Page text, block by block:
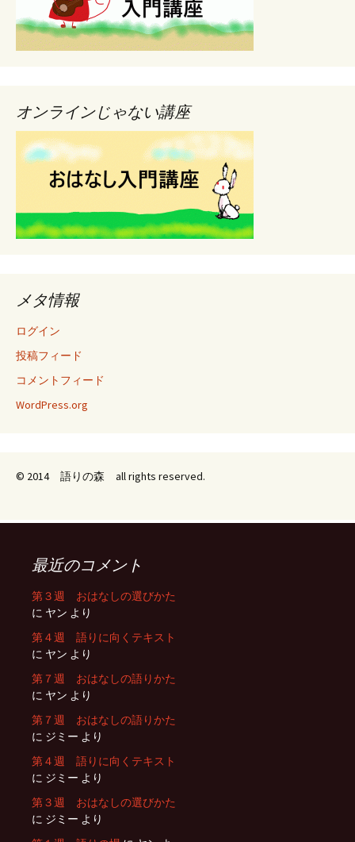
オンラインじゃない講座
メタ情報
ログイン
投稿フィード
コメントフィード
WordPress.org
© 2014 語りの森 all rights reserved.
最近のコメント
第３週 おはなしの選びかた
に ヤン より
第４週 語りに向くテキスト
に ヤン より
第７週 おはなしの語りかた
に ヤン より
第７週 おはなしの語りかた
に ジミー より
第４週 語りに向くテキスト
に ジミー より
第３週 おはなしの選びかた
に ジミー より